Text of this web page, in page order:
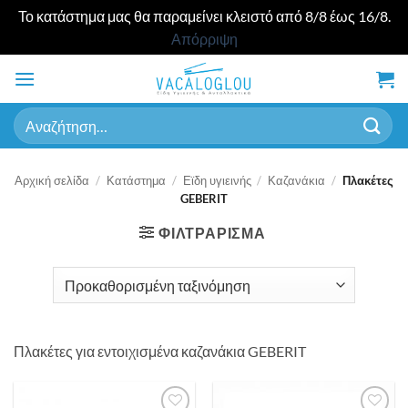
Το κατάστημα μας θα παραμείνει κλειστό από 8/8 έως 16/8.
Απόρριψη
στο
περιεχόμενο
Αναζήτηση
για:
Αρχική σελίδα / Κατάστημα / Εϊδη υγιεινής / Καζανάκια / Πλακέτες
GEBERIT
ΦΙΛΤΡΑΡΙΣΜΑ
Πλακέτες για εντοιχισμένα καζανάκια GEBERIT